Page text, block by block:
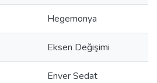
Hegemonya
Eksen Değişimi
Enver Sedat